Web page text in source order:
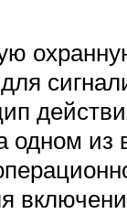
одном